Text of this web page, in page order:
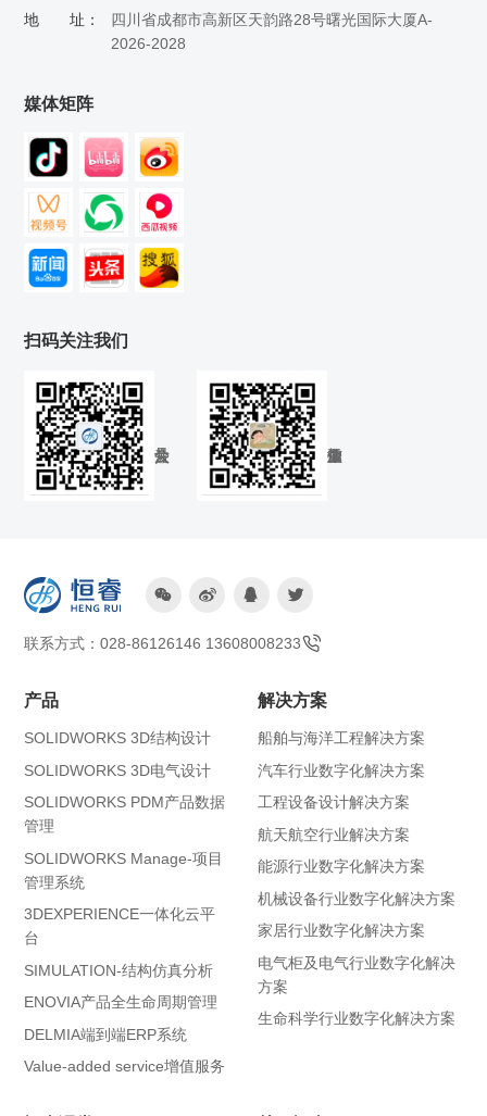
地 址：
四川省成都市高新区天韵路28号曙光国际大厦A-
2026-2028
媒体矩阵
扫码关注我们
   
联系方式：028-86126146 13608008233
产品
SOLIDWORKS 3D结构设计
SOLIDWORKS 3D电气设计
SOLIDWORKS PDM产品数据
管理
SOLIDWORKS Manage-项目
管理系统
3DEXPERIENCE一体化云平
台
SIMULATION-结构仿真分析
ENOVIA产品全生命周期管理
DELMIA端到端ERP系统
Value-added service增值服务
解决方案
船舶与海洋工程解决方案
汽车行业数字化解决方案
工程设备设计解决方案
航天航空行业解决方案
能源行业数字化解决方案
机械设备行业数字化解决方案
家居行业数字化解决方案
电气柜及电气行业数字化解决
方案
生命科学行业数字化解决方案